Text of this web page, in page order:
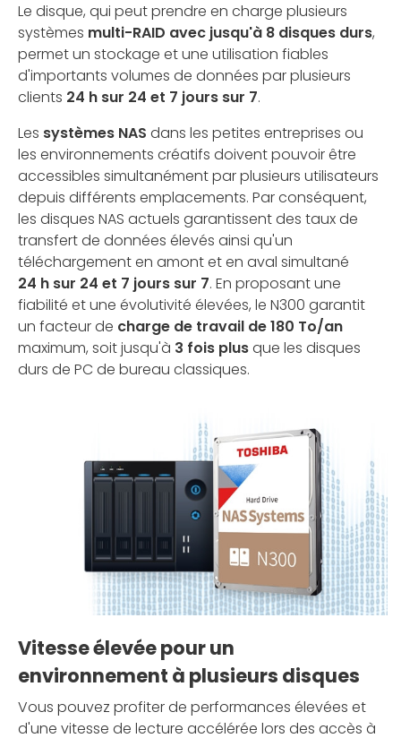
Le disque, qui peut prendre en charge plusieurs
systèmes multi-RAID avec jusqu'à 8 disques durs,
permet un stockage et une utilisation fiables
d'importants volumes de données par plusieurs
clients 24 h sur 24 et 7 jours sur 7.
Les systèmes NAS dans les petites entreprises ou
les environnements créatifs doivent pouvoir être
accessibles simultanément par plusieurs utilisateurs
depuis différents emplacements. Par conséquent,
les disques NAS actuels garantissent des taux de
transfert de données élevés ainsi qu'un
téléchargement en amont et en aval simultané
24 h sur 24 et 7 jours sur 7. En proposant une
fiabilité et une évolutivité élevées, le N300 garantit
un facteur de charge de travail de 180 To/an
maximum, soit jusqu'à 3 fois plusque les disques
durs de PC de bureau classiques.
Vitesse élevée pour un
environnement à plusieurs disques
Vous pouvez profiter de performances élevées et
d'une vitesse de lecture accélérée lors des accès à